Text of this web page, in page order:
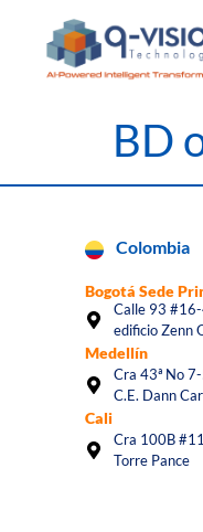
BD
Colombia
Bogotá Sede
Calle 93
edificio Zenn
Medellín
Cra 43ª No
C.E. Dann
Cali
Cra 100B
Torre Pance